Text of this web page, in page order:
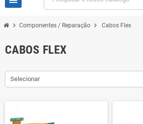
chevron_right Componentes / Reparação chevron_right Cabos Flex
CABOS FLEX
Selecionar